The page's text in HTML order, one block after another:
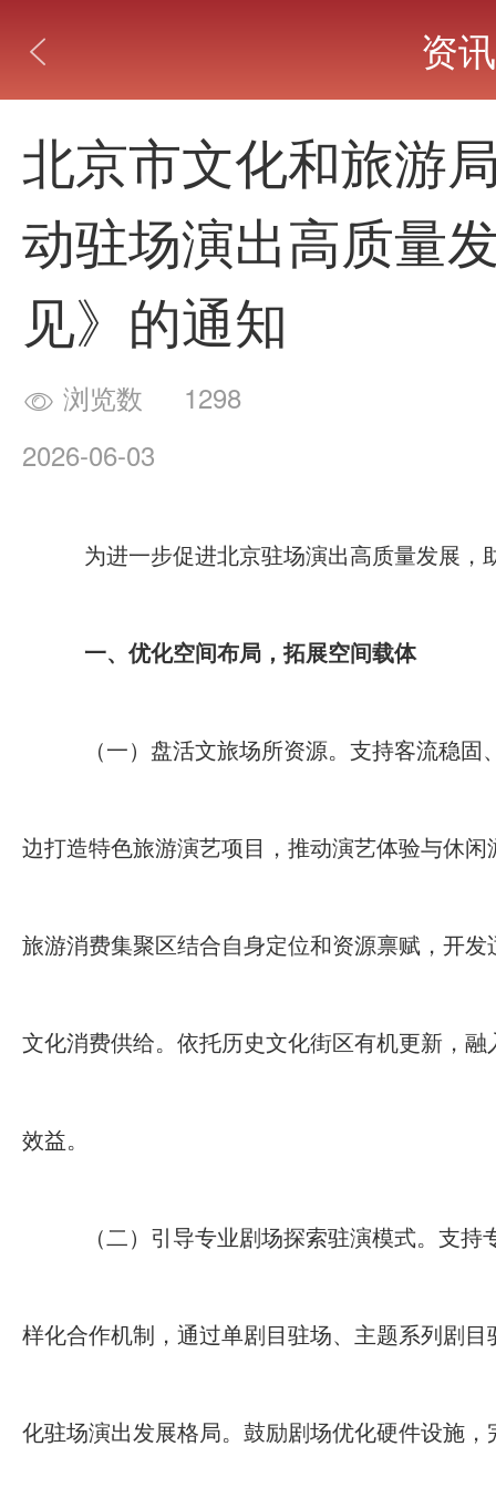
 资
北京市文化和旅游
动驻场演出高质量
见》的通知
 浏览数
1298
2026-06-03
为进一步促进北京驻场演出高质量发展，
一、优化空间布局，拓展空间载体
（一）盘活文旅场所资源。支持客流稳
边打造特色旅游演艺项目，推动演艺体验与休
旅游消费集聚区结合自身定位和资源禀赋，开
文化消费供给。依托历史文化街区有机更新，
效益。
（二）引导专业剧场探索驻演模式。支
样化合作机制，通过单剧目驻场、主题系列剧
化驻场演出发展格局。鼓励剧场优化硬件设施